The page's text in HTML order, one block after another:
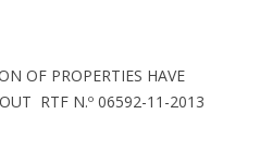
OF PROPERTIES HAVE
RTF N.º 06592-11-2013